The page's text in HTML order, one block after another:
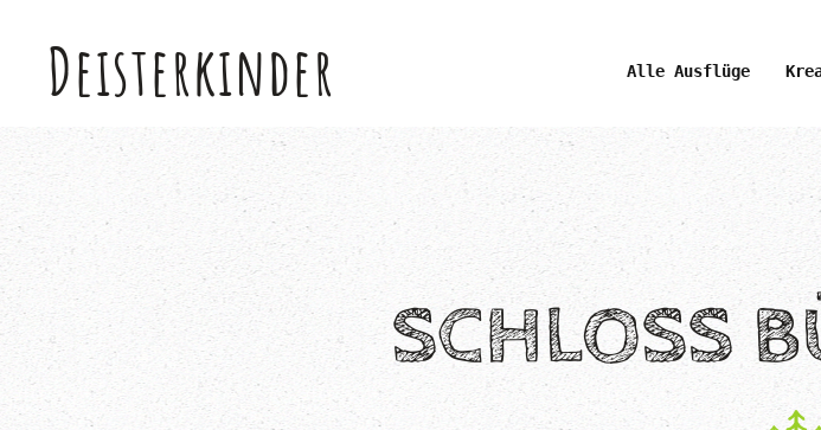
Skip to main content
Deisterkinder Alle Ausflüge
SCHLOSS